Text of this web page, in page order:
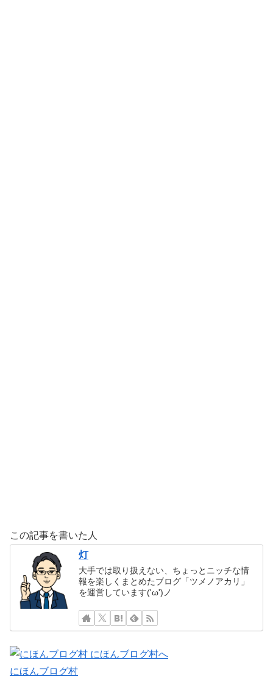
この記事を書いた人
灯
大手では取り扱えない、ちょっとニッチな情
報を楽しくまとめたブログ「ツメノアカリ」
を運営しています('ω')ノ
にほんブログ村